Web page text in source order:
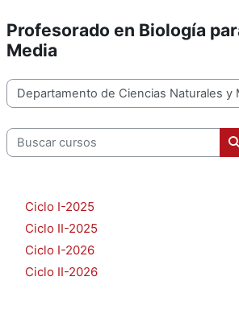
Profesorado en Biología
Media
Categorías
Buscar cursos
Ciclo I-2025
Ciclo II-2025
Ciclo I-2026
Ciclo II-2026